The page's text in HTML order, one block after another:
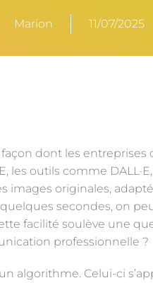
Marion 11/07/2025
dont les entreprises
les outils comme
originales,
secondes, on
facilité soulève une
professionnelle ?
algorithme. Celui-ci